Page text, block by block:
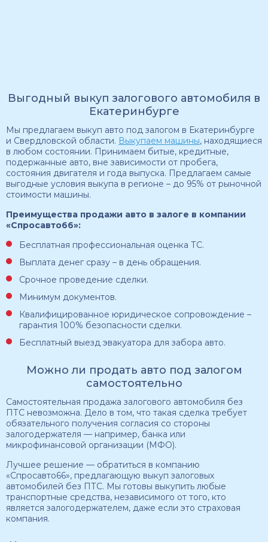
Выгодный выкуп залогового автомобиля в
Екатеринбурге
Мы предлагаем выкуп авто под залогом в Екатеринбурге
и Свердловской области. Выкупаем машины, находящиеся
в любом состоянии. Принимаем битые, кредитные,
подержанные авто, вне зависимости от пробега,
состояния двигателя и года выпуска. Предлагаем самые
выгодные условия выкупа в регионе – до 95% от рыночной
стоимости машины.
Преимущества продажи авто в залоге в компании
«Спросавто66»:
Бесплатная профессиональная оценка ТС.
Выплата денег сразу – в день обращения.
Срочное проведение сделки.
Минимум документов.
Квалифицированное юридическое сопровождение –
гарантия 100% безопасности сделки.
Бесплатный выезд эвакуатора для забора авто.
Можно ли продать авто под залогом
самостоятельно
Самостоятельная продажа залогового автомобиля без
ПТС невозможна. Дело в том, что такая сделка требует
обязательного получения согласия со стороны
залогодержателя — например, банка или
микрофинансовой организации (МФО).
Лучшее решение — обратиться в компанию
«Спросавто66», предлагающую выкуп залоговых
автомобилей без ПТС. Мы готовы выкупить любые
транспортные средства, независимого от того, кто
является залогодержателем, даже если это страховая
компания.